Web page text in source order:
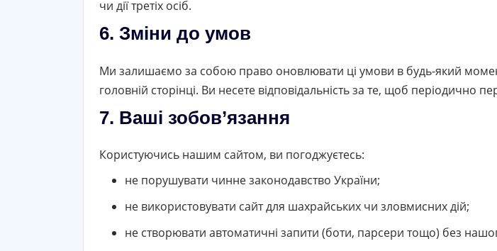
чи дії третіх осіб.
6. Зміни до умов
Ми залишаємо за собою право оновлювати ці умови в будь-який
головній сторінці. Ви несете відповідальність за те, щоб періодично
7. Ваші зобов’язання
Користуючись нашим сайтом, ви погоджуєтесь:
не порушувати чинне законодавство України;
не використовувати сайт для шахрайських чи зловмисних дій;
не створювати автоматичні запити (боти, парсери тощо) без